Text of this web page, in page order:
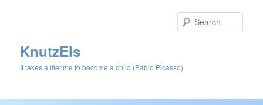
KnutzEls
It takes a lifetime to become a child (Pablo Picasso)